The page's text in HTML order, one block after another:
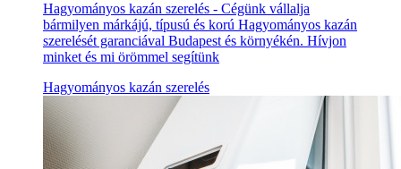
Hagyományos kazán szerelés - Cégünk vállalja
bármilyen márkájú, típusú és korú Hagyományos kazán
szerelését garanciával Budapest és környékén. Hívjon
minket és mi örömmel segítünk
Hagyományos kazán szerelés